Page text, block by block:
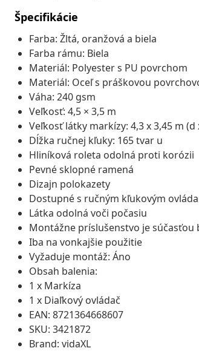
Špecifikácie
Farba: Žltá, oranžová a biela
Farba rámu: Biela
Materiál: Polyester s PU povrchom
Materiál: Oceľ s práškovou
Váha: 240 gsm
Veľkosť: 4,5 × 3,5 m
Veľkosť látky markízy: 4,3 x 3,45 m (d
Dĺžka ručnej kľuky: 165 tvar u
Hliníková roleta odolná proti korózii
Pevné sklopné ramená
Dizajn polokazety
Dostupné s ručným kľukovým
Látka odolná voči počasiu
Montážne príslušenstvo je súčasťou
Iba na vonkajšie použitie
Vyžaduje montáž: Áno
Obsah balenia:
1 x Markíza
1 x Diaľkový ovládač
EAN: 8721364668607
SKU: 3421872
Brand: vidaXL